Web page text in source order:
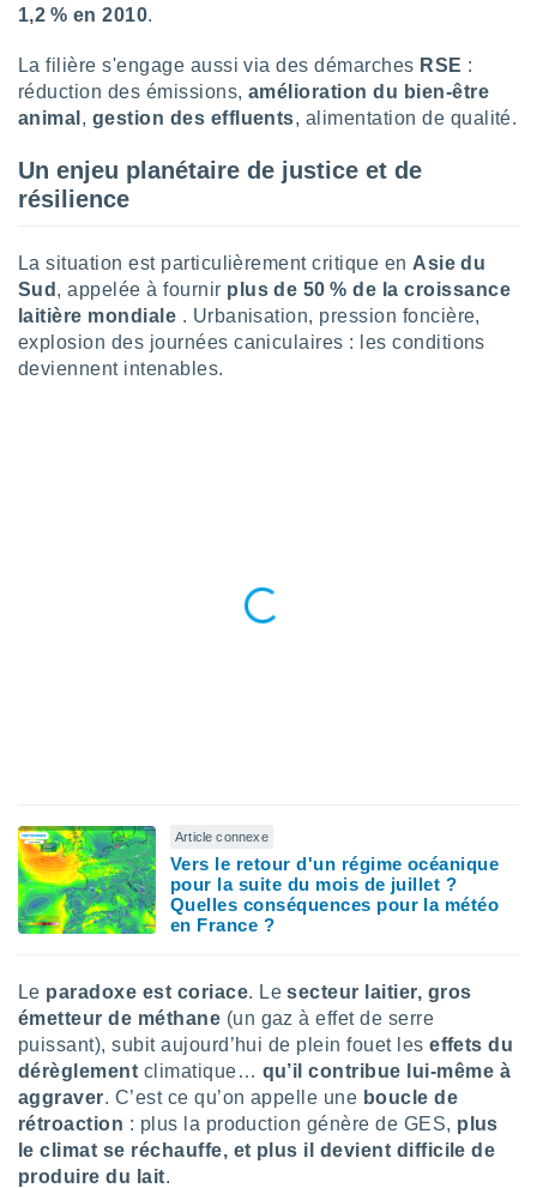
des
sur
limitées
la
pour
des
ou
de
les
utiliser
le
1,2 % en 2010.
La filière s'engage aussi via des démarches RSE :
réduction des émissions, amélioration du bien-être
animal , gestion des effluents, alimentation de qualité.
Un enjeu planétaire de justice et de
résilience
La situation est particulièrement critique en Asie du
Sud , appelée à fournir plus de 50 % de la croissance
laitière mondiale . Urbanisation, pression foncière,
explosion des journées caniculaires : les conditions
deviennent intenables.
Article connexe
Vers le retour d'un régime océanique
pour la suite du mois de juillet ?
Quelles conséquences pour la météo
en France ?
Le paradoxe est coriace. Lesecteur laitier, gros
émetteur de méthane (un gaz à effet de serre
puissant), subit aujourd’hui de plein fouet les effets du
dérèglement climatique… qu’il contribue lui-même à
aggraver. C’est ce qu’on appelle une boucle de
rétroaction : plus la production génère de GES, plus
le climat se réchauffe, et plus il devient difficile de
produire du lait.